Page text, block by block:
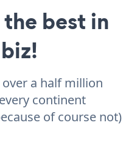
best in
over a half million
continent
of course not)